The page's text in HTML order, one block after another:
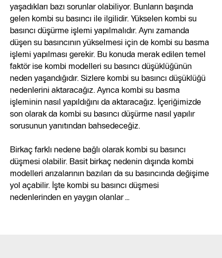
yaşadıkları bazı sorunlar olabiliyor. Bunların başında
gelen kombi su basıncı ile ilgilidir. Yükselen kombi su
basıncı düşürme işlemi yapılmalıdır. Aynı zamanda
düşen su basıncının yükselmesi için de kombi su basma
işlemi yapılması gerekir. Bu konuda merak edilen temel
faktör ise kombi modelleri su basıncı düşüklüğünün
neden yaşandığıdır. Sizlere kombi su basıncı düşüklüğü
nedenlerini aktaracağız. Ayrıca kombi su basma
işleminin nasıl yapıldığını da aktaracağız. İçeriğimizde
son olarak da kombi su basıncı düşürme nasıl yapılır
sorusunun yanıtından bahsedeceğiz.
Birkaç farklı nedene bağlı olarak kombi su basıncı
düşmesi olabilir. Basit birkaç nedenin dışında kombi
modelleri arızalarının bazıları da su basıncında değişime
yol açabilir. İşte kombi su basıncı düşmesi
nedenlerinden en yaygın olanlar…